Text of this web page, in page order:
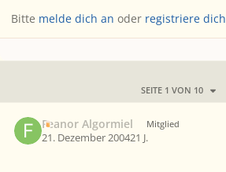
Bitte melde dich an oder registriere dich
SEITE 1 VON 10
Feanor Algormiel Mitglied
21. Dezember 200421 J.